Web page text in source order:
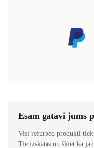
Esam gatavi jums
Visi refurbed produkti
Tie izskatās un šķiet kā